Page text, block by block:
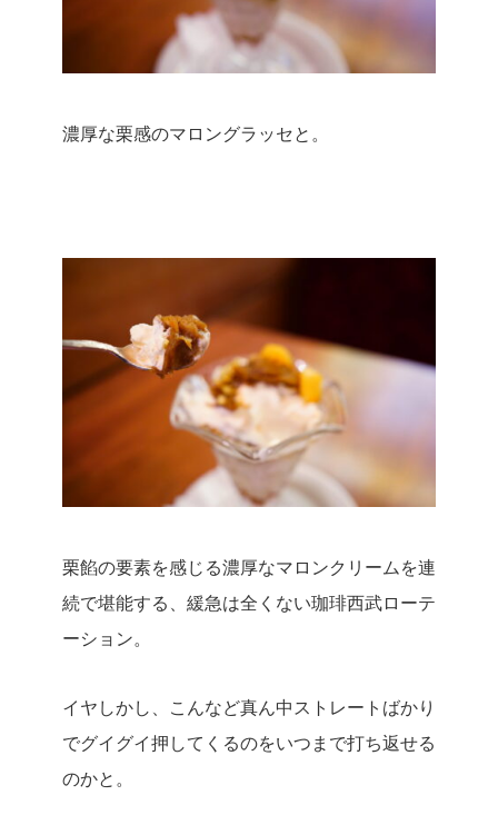
濃厚な栗感のマロングラッセと。
栗餡の要素を感じる濃厚なマロンクリームを連
続で堪能する、緩急は全くない珈琲西武ローテ
ーション。
イヤしかし、こんなど真ん中ストレートばかり
でグイグイ押してくるのをいつまで打ち返せる
のかと。